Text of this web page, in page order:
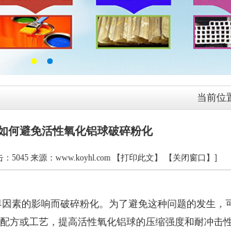
当前位
何避免活性氧化铝球破碎粉化
5045 来源：www.koyhl.com 【打印此文】 【关闭窗口】 ]
素的影响而破碎粉化。为了避免这种问题的发生，
方或工艺，提高活性氧化铝球的压缩强度和耐冲击